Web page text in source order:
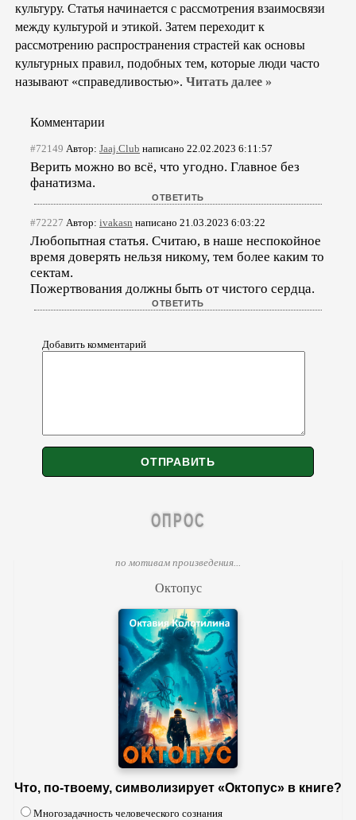
культуру. Статья начинается с рассмотрения взаимосвязи
между культурой и этикой. Затем переходит к
рассмотрению распространения страстей как основы
культурных правил, подобных тем, которые люди часто
называют «справедливостью». Читать далее »
Комментарии
#72149 Автор: Jaaj.Club написано 22.02.2023 6:11:57
Верить можно во всё, что угодно. Главное без
фанатизма.
#72227 Автор: ivakasn написано 21.03.2023 6:03:22
Любопытная статья. Считаю, в наше неспокойное
время доверять нельзя никому, тем более каким то
сектам.
Пожертвования должны быть от чистого сердца.
Добавить комментарий
ОПРОС
по мотивам произведения...
Октопус
Что, по-твоему, символизирует «Октопус» в книге?
Многозадачность человеческого сознания